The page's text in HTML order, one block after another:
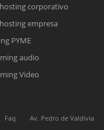
a la brevedad.
Complete el formulario
sus datos personales.
corporativo
empresa
PYME
audio
Video
Faq
Av. Pedro de Valdivia